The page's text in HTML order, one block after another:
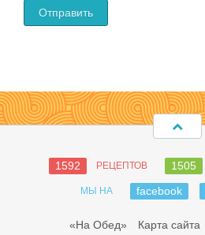
1592 РЕЦЕПТОВ 1505
МЫ НА facebook
«На Обед» Карта сайта